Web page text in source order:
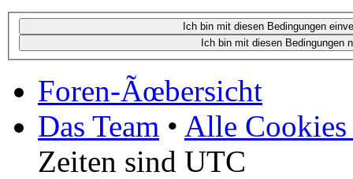
Foren-Ãœbersicht
Das Team • Alle Cookies
Zeiten sind UTC